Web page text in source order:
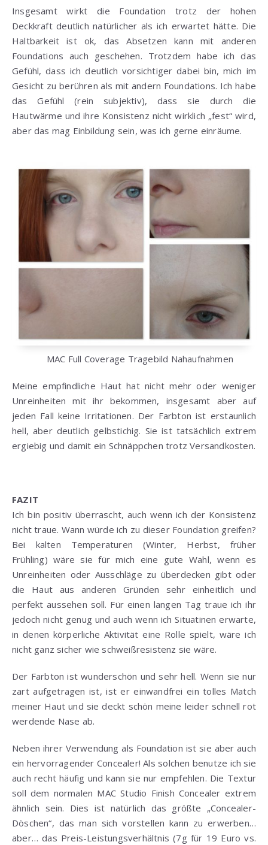
Insgesamt wirkt die Foundation trotz der hohen
Deckkraft deutlich natürlicher als ich erwartet hätte. Die
Haltbarkeit ist ok, das Absetzen kann mit anderen
Foundations auch geschehen. Trotzdem habe ich das
Gefühl, dass ich deutlich vorsichtiger dabei bin, mich im
Gesicht zu berühren als mit andern Foundations. Ich habe
das Gefühl (rein subjektiv), dass sie durch die
Hautwärme und ihre Konsistenz nicht wirklich „fest“ wird,
aber das mag Einbildung sein, was ich gerne einräume.
MAC Full Coverage Tragebild Nahaufnahmen
Meine empfindliche Haut hat nicht mehr oder weniger
Unreinheiten mit ihr bekommen, insgesamt aber auf
jeden Fall keine Irritationen. Der Farbton ist erstaunlich
hell, aber deutlich gelbstichig. Sie ist tatsächlich extrem
ergiebig und damit ein Schnäppchen trotz Versandkosten.
FAZIT
Ich bin positiv überrascht, auch wenn ich der Konsistenz
nicht traue. Wann würde ich zu dieser Foundation greifen?
Bei kalten Temperaturen (Winter, Herbst, früher
Frühling) wäre sie für mich eine gute Wahl, wenn es
Unreinheiten oder Ausschläge zu überdecken gibt oder
die Haut aus anderen Gründen sehr einheitlich und
perfekt aussehen soll. Für einen langen Tag traue ich ihr
jedoch nicht genug und auch wenn ich Situatinen erwarte,
in denen körperliche Aktivität eine Rolle spielt, wäre ich
nicht ganz sicher wie schweißresistenz sie wäre.
Der Farbton ist wunderschön und sehr hell. Wenn sie nur
zart aufgetragen ist, ist er einwandfrei ein tolles Match
meiner Haut und sie deckt schön meine leider schnell rot
werdende Nase ab.
Neben ihrer Verwendung als Foundation ist sie aber auch
ein hervorragender Concealer! Als solchen benutze ich sie
auch recht häufig und kann sie nur empfehlen. Die Textur
soll dem normalen MAC Studio Finish Concealer extrem
ähnlich sein. Dies ist natürlich das größte „Concealer-
Döschen“, das man sich vorstellen kann zu erwerben…
aber… das Preis-Leistungsverhältnis (7g für 19 Euro vs.